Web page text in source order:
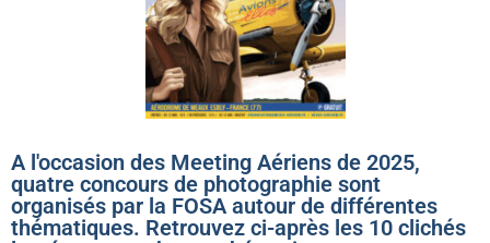
A l'occasion des Meeting Aériens de 2025,
quatre concours de photographie sont
organisés par la FOSA autour de différentes
thématiques. Retrouvez ci-après les 10 clichés